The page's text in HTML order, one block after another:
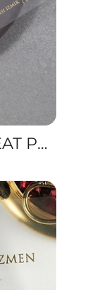
CATALOG FENOMEN – CREAT PENTRU UN IMPACT VIZUAL WOW